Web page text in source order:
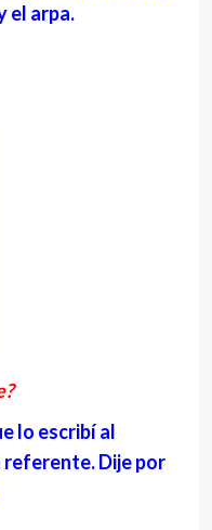
el arpa.
lo escribí al
referente. Dije por